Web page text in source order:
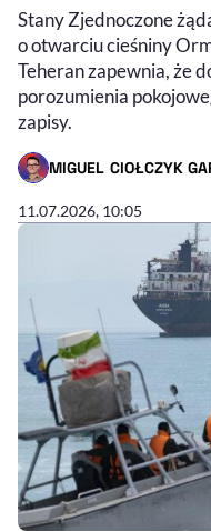
Stany Zjednoczone
o otwarciu cieśniny
Teheran zapewnia, że
porozumienia
zapisy.
MIGUEL CIOŁCZYK
- AUTOR ARTYKUŁU -
11.07.2026, 10:05